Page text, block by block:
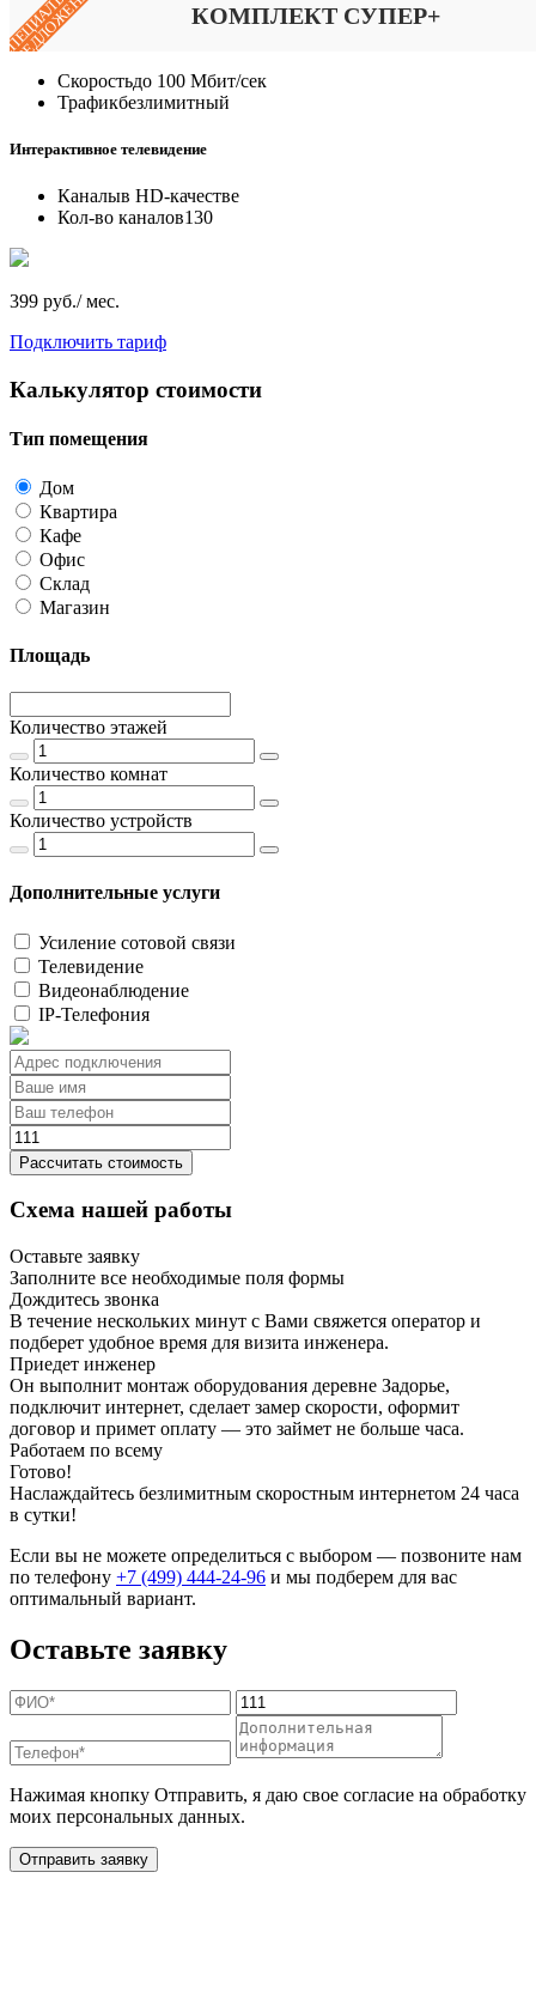
ПРЕДЛОЖЕНИЕ КОМПЛЕКТ СУПЕР+
Скоростьдо 100 Мбит/сек
Трафикбезлимитный
Интерактивное телевидение
Каналыв HD-качестве
Кол-во каналов130
399 руб./ мес.
Подключить тариф
Калькулятор стоимости
Тип помещения
Дом
Квартира
Кафе
Офис
Склад
Магазин
Площадь
Количество этажей
Количество комнат
Количество устройств
Дополнительные услуги
Усиление сотовой связи
Телевидение
Видеонаблюдение
IP-Телефония
Рассчитать стоимость
Схема нашей работы
Оставьте заявку
Заполните все необходимые поля формы
Дождитесь звонка
В течение нескольких минут с Вами свяжется оператор и
подберет удобное время для визита инженера.
Приедет инженер
Он выполнит монтаж оборудования деревне Задорье,
подключит интернет, сделает замер скорости, оформит
договор и примет оплату — это займет не больше часа.
Работаем по всему
Готово!
Наслаждайтесь безлимитным скоростным интернетом 24 часа
в сутки!
Если вы не можете определиться с выбором — позвоните нам
по телефону +7 (499) 444-24-96 и мы подберем для вас
оптимальный вариант.
Оставьте заявку
Нажимая кнопку Отправить, я даю свое согласие на обработку
моих персональных данных.
Отправить заявку